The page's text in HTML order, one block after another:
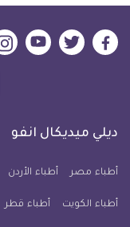
ديلي
فيسبوك
ديلي
تويتر
ديلي
ديلي ميديكال انفو
أطباء مصر أطباء الأردن
أطباء الكويت أطباء قطر